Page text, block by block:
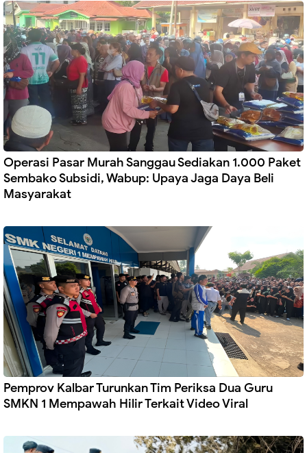
Operasi Pasar Murah Sanggau Sediakan 1.000 Paket
Sembako Subsidi, Wabup: Upaya Jaga Daya Beli
Masyarakat
Pemprov Kalbar Turunkan Tim Periksa Dua Guru
SMKN 1 Mempawah Hilir Terkait Video Viral